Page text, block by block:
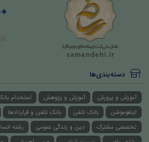
دسته‌بندی‌ها
آموزش و پرورش آموزش و پژوهش استخدام
اینفوموشن
بانک تلفن بانک تلفن و قراردادها
تخصصی مشترک
دین و زندگی عمومی رشته